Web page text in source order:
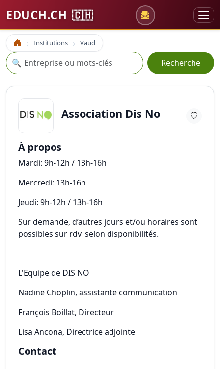
EDUCH.CH 🇨🇭
Accueil Institutions Vaud
Recherche
🔍 Recherche
Association Dis No
À propos
Mardi: 9h-12h / 13h-16h
Mercredi: 13h-16h
Jeudi: 9h-12h / 13h-16h
Sur demande, d’autres jours et/ou horaires sont
possibles sur rdv, selon disponibilités.
L'Equipe de DIS NO
Nadine Choplin, assistante communication
François Boillat, Directeur
Lisa Ancona, Directrice adjointe
Contact